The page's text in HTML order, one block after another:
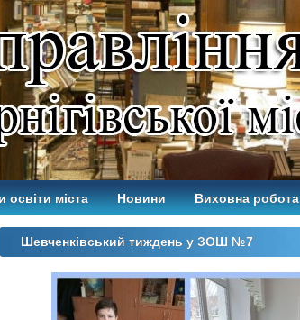
освіти міста Новини Виховна робота
Шевченківський тиждень у ЗОШ №7